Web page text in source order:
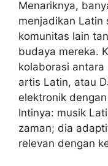
Menariknya,
menjadikan Latin
komunitas lain
budaya mereka.
kolaborasi antara
artis Latin, atau
elektronik
Intinya: musik
zaman; dia
relevan dengan